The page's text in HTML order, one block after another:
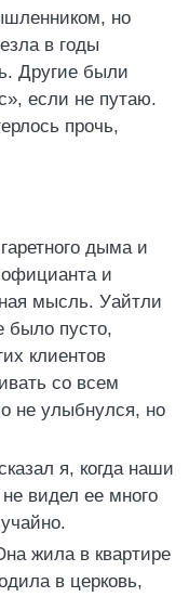
но
в годы
Другие были
если не путаю.
прочь,
дыма и
и
мысль. Уайтли
было пусто,
клиентов
со всем
не улыбнулся, но
я, когда наши
видел ее много
жила в квартире
в церковь,